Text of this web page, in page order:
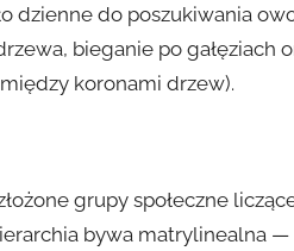
dzienne do poszukiwania
bieganie po gałęziach
koronami drzew).
grupy społeczne
bywa matrylinealna